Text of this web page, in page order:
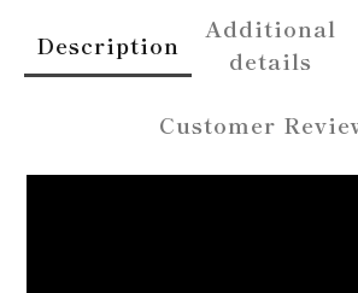
Description
Additional
details
Customer